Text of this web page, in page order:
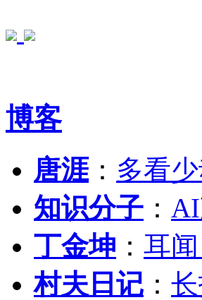
博客
唐涯： 多看
知识分子 ：
丁金坤 ： 耳
村夫日记 ：